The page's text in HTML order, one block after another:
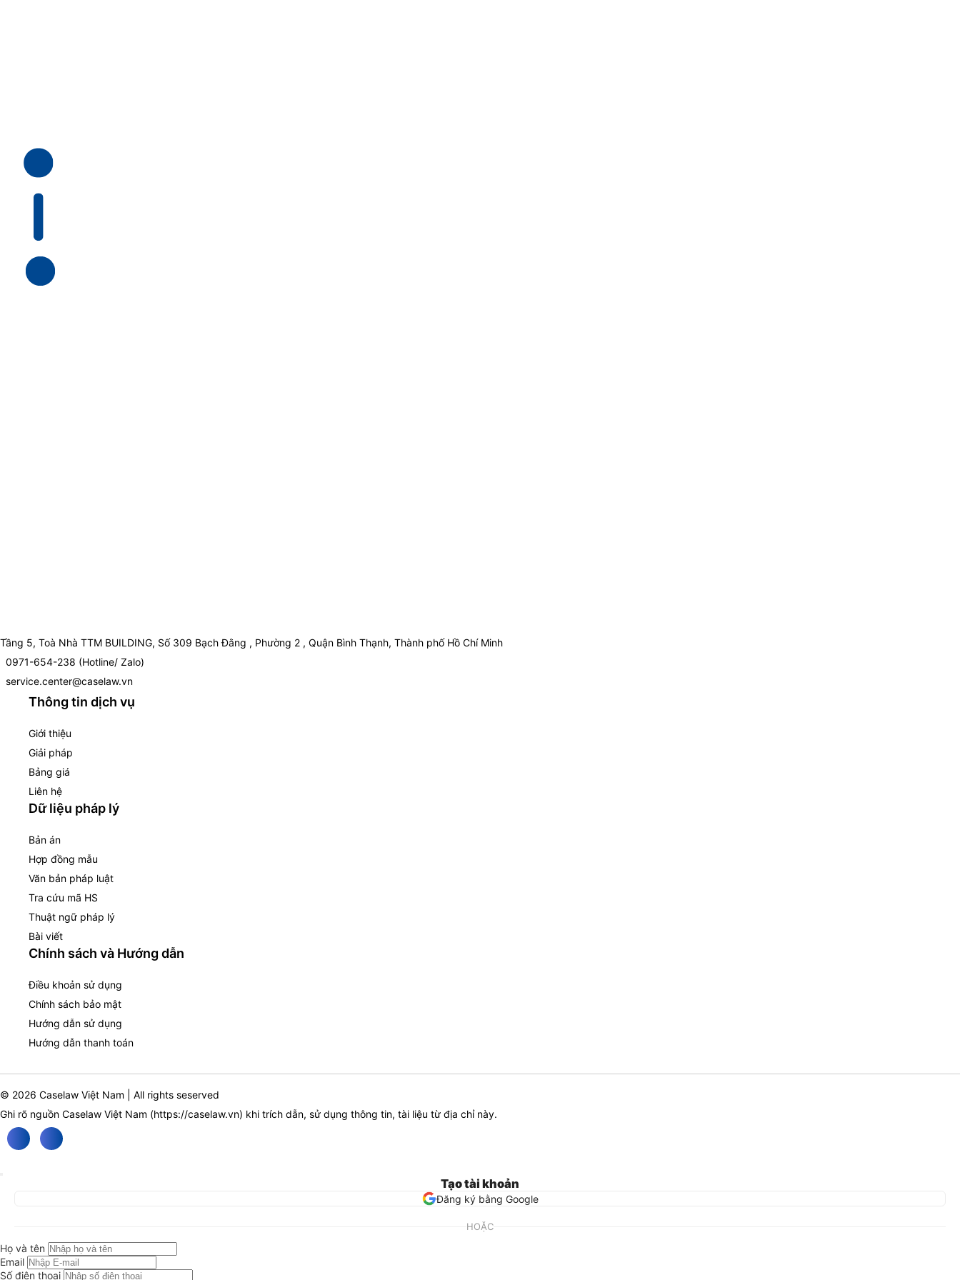
Tầng 5, Toà Nhà TTM BUILDING, Số 309 Bạch Đằng , Phường 2 , Quận Bình Thạnh, Thành phố Hồ Chí Minh
0971-654-238 (Hotline/ Zalo)
service.center@caselaw.vn
Thông tin dịch vụ
Giới thiệu
Giải pháp
Bảng giá
Liên hệ
Dữ liệu pháp lý
Bản án
Hợp đồng mẫu
Văn bản pháp luật
Tra cứu mã HS
Thuật ngữ pháp lý
Bài viết
Chính sách và Hướng dẫn
Điều khoản sử dụng
Chính sách bảo mật
Hướng dẫn sử dụng
Hướng dẫn thanh toán
© 2026 Caselaw Việt Nam | All rights seserved
Ghi rõ nguồn Caselaw Việt Nam (https://caselaw.vn) khi trích dẫn, sử dụng thông tin, tài liệu từ địa chỉ này.
Tạo tài khoản
Đăng ký bằng Google
HOẶC
Họ và tên
Email
Số điện thoại